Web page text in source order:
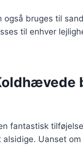
bruges til
til enhver
fantastisk
alsidige. Uanset